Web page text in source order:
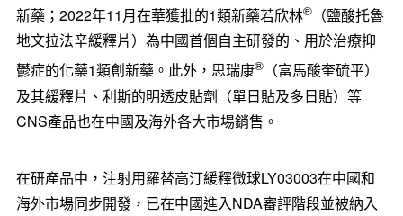
新藥；2022年11月在華獲批的1類新藥若欣林®（鹽酸托魯
地文拉法辛緩釋片）為中國首個自主研發的、用於治療抑
鬱症的化藥1類創新藥。此外，思瑞康®（富馬酸奎硫平）
及其緩釋片、利斯的明透皮貼劑（單日貼及多日貼）等
CNS產品也在中國及海外各大市場銷售。
在研產品中，注射用羅替高汀緩釋微球LY03003在中國和
海外市場同步開發，已在中國進入NDA審評階段並被納入